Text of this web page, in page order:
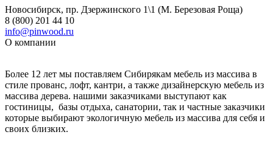
Новосибирск, пр. Дзержинского 1\1 (М. Березовая Роща)
8 (800) 201 44 10
info@pinwood.ru
О компании
Более 12 лет мы поставляем Сибирякам мебель из массива в
стиле прованс, лофт, кантри, а также дизайнерскую мебель из
массива дерева. нашими заказчиками выступают как
гостиницы, базы отдыха, санатории, так и частные заказчики
которые выбирают экологичную мебель из массива для себя и
своих близких.